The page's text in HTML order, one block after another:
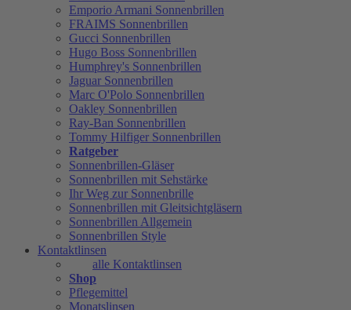
Emporio Armani Sonnenbrillen
FRAIMS Sonnenbrillen
Gucci Sonnenbrillen
Hugo Boss Sonnenbrillen
Humphrey's Sonnenbrillen
Jaguar Sonnenbrillen
Marc O'Polo Sonnenbrillen
Oakley Sonnenbrillen
Ray-Ban Sonnenbrillen
Tommy Hilfiger Sonnenbrillen
Ratgeber
Sonnenbrillen-Gläser
Sonnenbrillen mit Sehstärke
Ihr Weg zur Sonnenbrille
Sonnenbrillen mit Gleitsichtgläsern
Sonnenbrillen Allgemein
Sonnenbrillen Style
Kontaktlinsen
alle Kontaktlinsen
Shop
Pflegemittel
Monatslinsen